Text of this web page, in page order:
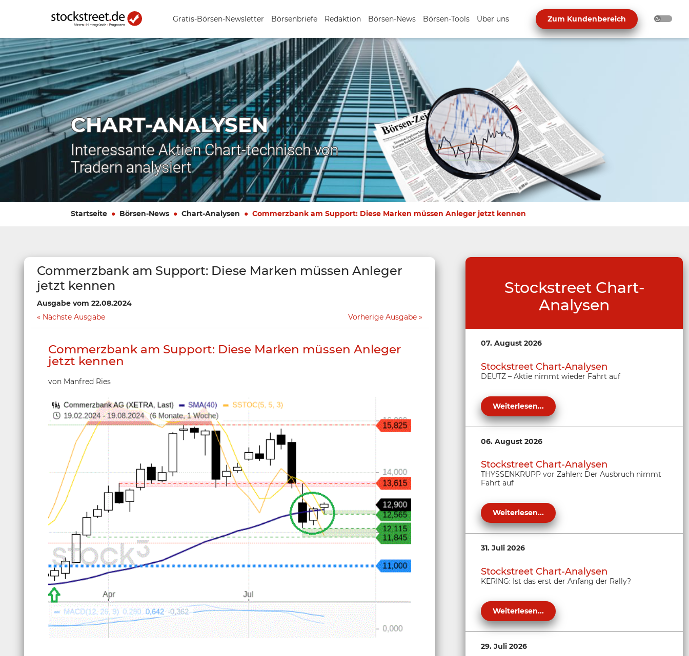
Gratis-Börsen-Newsletter Börsenbriefe Redaktion Börsen-News Börsen-Tools Über uns Zum Kundenbereich
CHART-ANALYSEN
Interessante Aktien Chart-technisch von
Tradern analysiert
Startseite Börsen-News Chart-Analysen Commerzbank am Support: Diese Marken müssen Anleger jetzt kennen
Commerzbank am Support: Diese Marken müssen Anleger
jetzt kennen
Ausgabe vom 22.08.2024
Nächste Ausgabe
Vorherige Ausgabe
Commerzbank am Support: Diese Marken müssen Anleger
jetzt kennen
von Manfred Ries
Stockstreet Chart-
Analysen
07. August 2026
Stockstreet Chart-Analysen
DEUTZ – Aktie nimmt wieder Fahrt auf
Weiterlesen...
06. August 2026
Stockstreet Chart-Analysen
THYSSENKRUPP vor Zahlen: Der Ausbruch nimmt
Fahrt auf
Weiterlesen...
31. Juli 2026
Stockstreet Chart-Analysen
KERING: Ist das erst der Anfang der Rally?
Weiterlesen...
29. Juli 2026